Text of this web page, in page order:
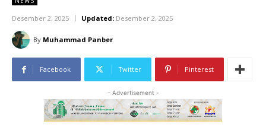
Desember 2, 2025 Updated: Desember 2, 2025
By Muhammad Panber
Facebook Twitter Pinterest
- Advertisement -